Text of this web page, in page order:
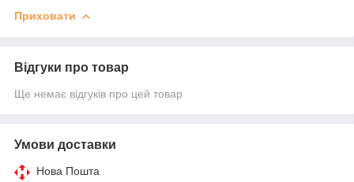
Приховати
Відгуки про товар
Ще немає відгуків про цей товар
Умови доставки
Нова Пошта